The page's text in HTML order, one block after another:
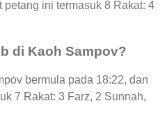
ini termasuk 8 Rakat: 4
di Kaoh Sampov?
bermula pada 18:22, dan
7 Rakat: 3 Farz, 2 Sunnah,